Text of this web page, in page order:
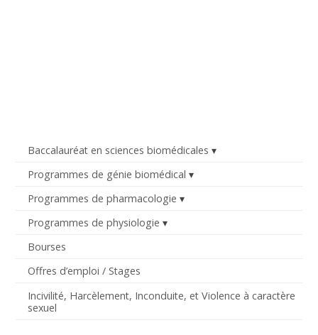
Baccalauréat en sciences biomédicales
Programmes de génie biomédical
Programmes de pharmacologie
Programmes de physiologie
Bourses
Offres d’emploi / Stages
Incivilité, Harcèlement, Inconduite, et Violence à caractère
sexuel